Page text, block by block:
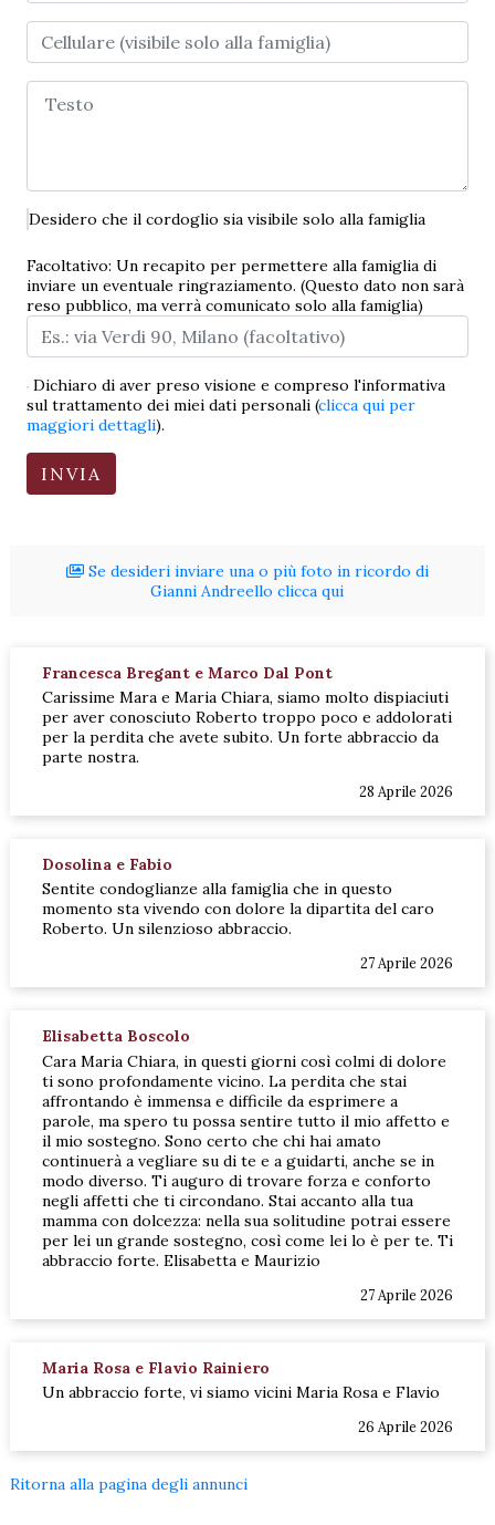
Desidero che il cordoglio sia visibile solo alla famiglia
Facoltativo: Un recapito per permettere alla famiglia di
inviare un eventuale ringraziamento. (Questo dato non sarà
reso pubblico, ma verrà comunicato solo alla famiglia)
Dichiaro di aver preso visione e compreso l'informativa
sul trattamento dei miei dati personali (clicca qui per
maggiori dettagli).
Se desideri inviare una o più foto in ricordo di
Gianni Andreello clicca qui
Francesca Bregant e Marco Dal Pont
Carissime Mara e Maria Chiara, siamo molto dispiaciuti
per aver conosciuto Roberto troppo poco e addolorati
per la perdita che avete subito. Un forte abbraccio da
parte nostra.
28 Aprile 2026
Dosolina e Fabio
Sentite condoglianze alla famiglia che in questo
momento sta vivendo con dolore la dipartita del caro
Roberto. Un silenzioso abbraccio.
27 Aprile 2026
Elisabetta Boscolo
Cara Maria Chiara, in questi giorni così colmi di dolore
ti sono profondamente vicino. La perdita che stai
affrontando è immensa e difficile da esprimere a
parole, ma spero tu possa sentire tutto il mio affetto e
il mio sostegno. Sono certo che chi hai amato
continuerà a vegliare su di te e a guidarti, anche se in
modo diverso. Ti auguro di trovare forza e conforto
negli affetti che ti circondano. Stai accanto alla tua
mamma con dolcezza: nella sua solitudine potrai essere
per lei un grande sostegno, così come lei lo è per te. Ti
abbraccio forte. Elisabetta e Maurizio
27 Aprile 2026
Maria Rosa e Flavio Rainiero
Un abbraccio forte, vi siamo vicini Maria Rosa e Flavio
26 Aprile 2026
Ritorna alla pagina degli annunci